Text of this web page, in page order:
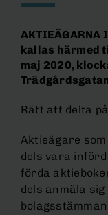
AKTIEÄGARNA
kallas härmed
maj 2020,
Rätt att delta
Aktieägare
dels vara införd
förda
dels anmäla
bolagsstämman